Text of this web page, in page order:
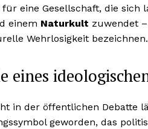
eine Gesellschaft, die
einem Naturkult zuwendet
Wehrlosigkeit bezeichnen.
eines
in der öffentlichen Debatte
geworden, das